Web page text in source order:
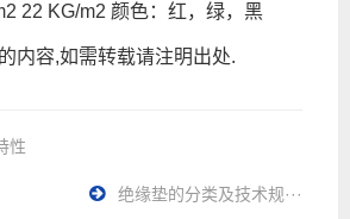
22 KG/m2 颜色：红，绿，黑
内容,如需转载请注明出处.
性
绝缘垫的分类及技术规···